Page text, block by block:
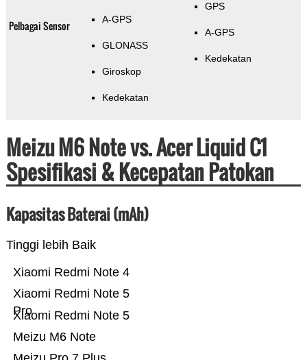
Pelbagai Sensor A-GPS
GLONASS
Giroskop
Kedekatan
GPS
A-GPS
Kedekatan
Meizu M6 Note vs. Acer Liquid C1
Spesifikasi & Kecepatan Patokan
Kapasitas Baterai (mAh)
Tinggi lebih Baik
Meizu M6 Note
Xiaomi Redmi Note 5
Xiaomi Redmi Note 5
Pro
Xiaomi Redmi Note 4